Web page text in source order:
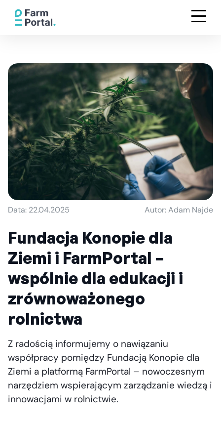
Data: 22.04.2025 Autor: Adam Najde
Fundacja Konopie dla
Ziemi i FarmPortal –
wspólnie dla edukacji i
zrównoważonego
rolnictwa
Z radością informujemy o nawiązaniu
współpracy pomiędzy Fundacją Konopie dla
Ziemi a platformą FarmPortal – nowoczesnym
narzędziem wspierającym zarządzanie wiedzą i
innowacjami w rolnictwie.